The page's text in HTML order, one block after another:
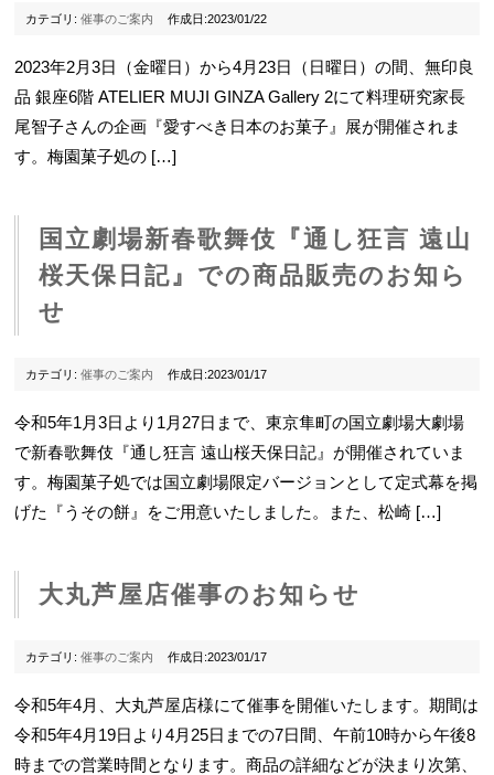
カテゴリ:催事のご案内 作成日:2023/01/22
2023年2月3日（金曜日）から4月23日（日曜日）の間、無印良
品 銀座6階 ATELIER MUJI GINZA Gallery 2にて料理研究家長
尾智子さんの企画『愛すべき日本のお菓子』展が開催されま
す。梅園菓子処の […]
国立劇場新春歌舞伎『通し狂言 遠山
桜天保日記』での商品販売のお知ら
せ
カテゴリ:催事のご案内 作成日:2023/01/17
令和5年1月3日より1月27日まで、東京隼町の国立劇場大劇場
で新春歌舞伎『通し狂言 遠山桜天保日記』が開催されていま
す。梅園菓子処では国立劇場限定バージョンとして定式幕を掲
げた『うその餅』をご用意いたしました。また、松崎 […]
大丸芦屋店催事のお知らせ
カテゴリ:催事のご案内 作成日:2023/01/17
令和5年4月、大丸芦屋店様にて催事を開催いたします。期間は
令和5年4月19日より4月25日までの7日間、午前10時から午後8
時までの営業時間となります。商品の詳細などが決まり次第、